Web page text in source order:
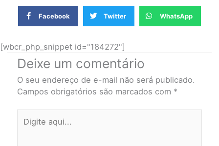
Facebook Twitter WhatsApp
[wbcr_php_snippet id="184272"]
Deixe um comentário
O seu endereço de e-mail não será publicado.
Campos obrigatórios são marcados com *
aqui...